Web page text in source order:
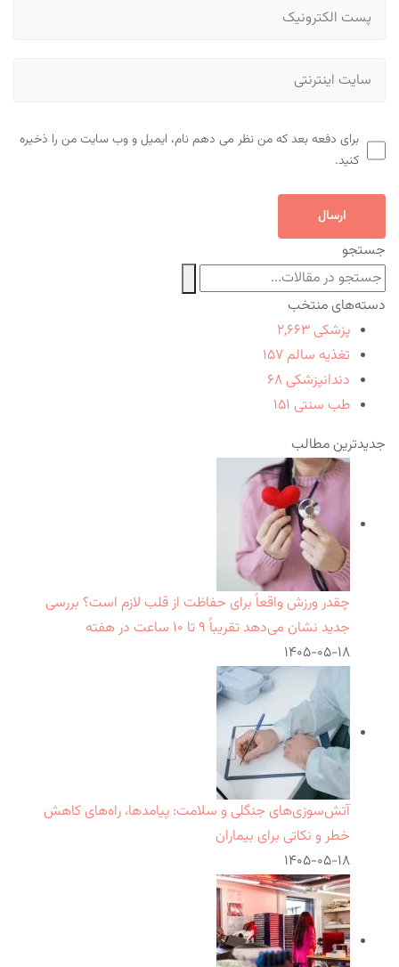
برای دفعه بعد که من نظر می دهم نام، ایمیل و وب سایت من را ذخیره
کنید.
ارسال
جستجو
دسته‌های منتخب
پزشکی ۲,۶۶۳
تغذیه سالم ۱۵۷
دندانپزشکی ۶۸
طب سنتی ۱۵۱
جدیدترین مطالب
چقدر ورزش واقعاً برای حفاظت از قلب لازم است؟ بررسی
جدید نشان می‌دهد تقریباً ۹ تا ۱۰ ساعت در هفته
۱۴۰۵-۰۵-۱۸
آتش‌سوزی‌های جنگلی و سلامت: پیامدها، راه‌های کاهش
خطر و نکاتی برای بیماران
۱۴۰۵-۰۵-۱۸